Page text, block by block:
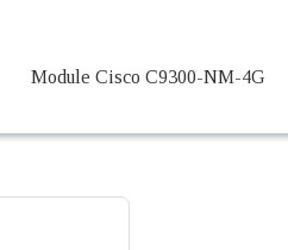
Module Cisco C9300-NM-4G